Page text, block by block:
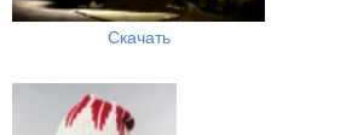
Скачать